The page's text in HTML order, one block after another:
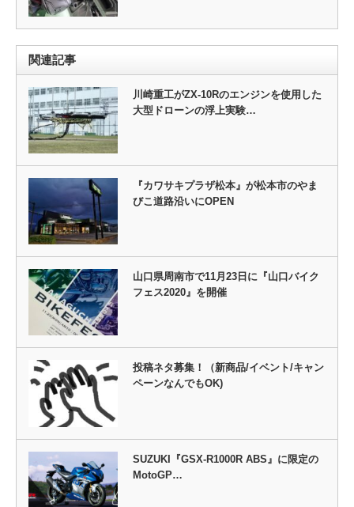
関連記事
川崎重工がZX-10Rのエンジンを使用した
大型ドローンの浮上実験…
『カワサキプラザ松本』が松本市のやま
びこ道路沿いにOPEN
山口県周南市で11月23日に『山口バイク
フェス2020』を開催
投稿ネタ募集！（新商品/イベント/キャン
ペーンなんでもOK)
SUZUKI『GSX-R1000R ABS』に限定の
MotoGP…